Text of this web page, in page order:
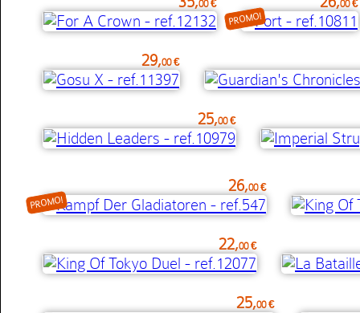
00 €
PROMO!
00 €
29,00 €
25,00 €
PROMO!
26,00 €
22,00 €
25,00 €